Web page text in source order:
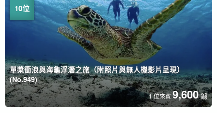
單槳衝浪與海龜浮潛之旅（附照片與無人機影片呈現）
(No.949)
1 位來賓9,600 鑢